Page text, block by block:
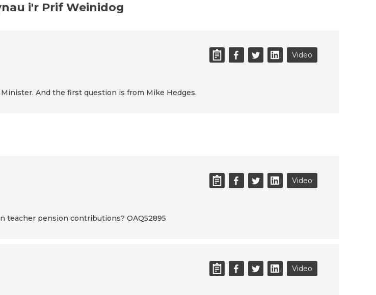
i'r Prif Weinidog
Video
And the first question is from Mike Hedges.
Video
teacher pension contributions? OAQ52895
Video